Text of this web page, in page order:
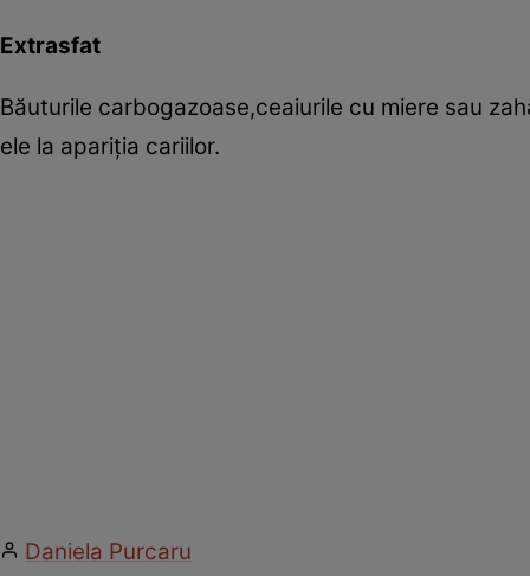
Extrasfat
Băuturile carbogazoase,ceaiurile cu miere sau
ele la apariţia cariilor.
Daniela Purcaru